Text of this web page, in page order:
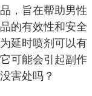
，旨在帮助男性
的有效性和安全
延时喷剂可以有
可能会引起副作
害处吗？